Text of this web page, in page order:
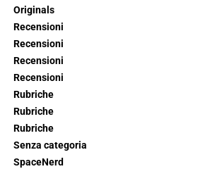
Originals
Recensioni
Recensioni
Recensioni
Recensioni
Rubriche
Rubriche
Rubriche
Senza categoria
SpaceNerd